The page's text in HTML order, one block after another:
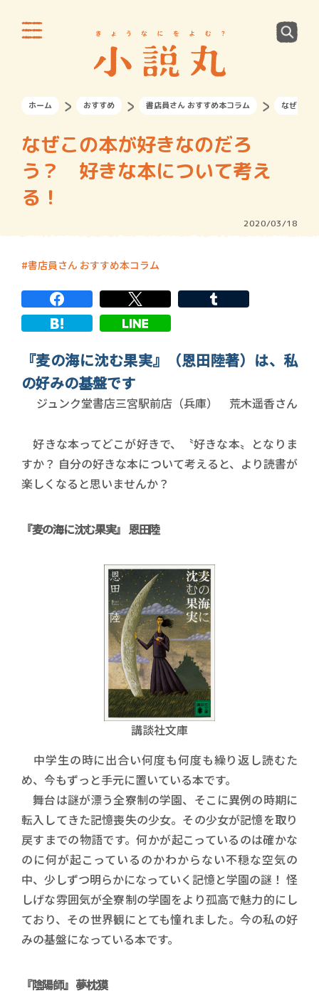
ホーム おすすめ 書店員さん おすすめ本コラム なぜこの
なぜこの本が好きなのだろ
う？ 好きな本について考え
る！
2020/03/18
書店員さん おすすめ本コラム
『麦の海に沈む果実』（恩田陸著）は、私
の好みの基盤です
書店員名前
ジュンク堂書店三宮駅前店（兵庫） 荒木遥香さん
好きな本ってどこが好きで、〝好きな本〟となりま
すか？ 自分の好きな本について考えると、より読書が
楽しくなると思いませんか？
『麦の海に沈む果実』 恩田陸
講談社文庫
中学生の時に出合い何度も何度も繰り返し読むた
め、今もずっと手元に置いている本です。
舞台は謎が漂う全寮制の学園、そこに異例の時期に
転入してきた記憶喪失の少女。その少女が記憶を取り
戻すまでの物語です。何かが起こっているのは確かな
のに何が起こっているのかわからない不穏な空気の
中、少しずつ明らかになっていく記憶と学園の謎！ 怪
しげな雰囲気が全寮制の学園をより孤高で魅力的にし
ており、その世界観にとても憧れました。今の私の好
みの基盤になっている本です。
『陰陽師』 夢枕獏